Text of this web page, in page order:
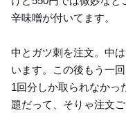
辛味噌が付いてます。
中とガツ刺を注文。中
います。この後もう一
1回分しか取られなかっ
題だって、そりゃ注文